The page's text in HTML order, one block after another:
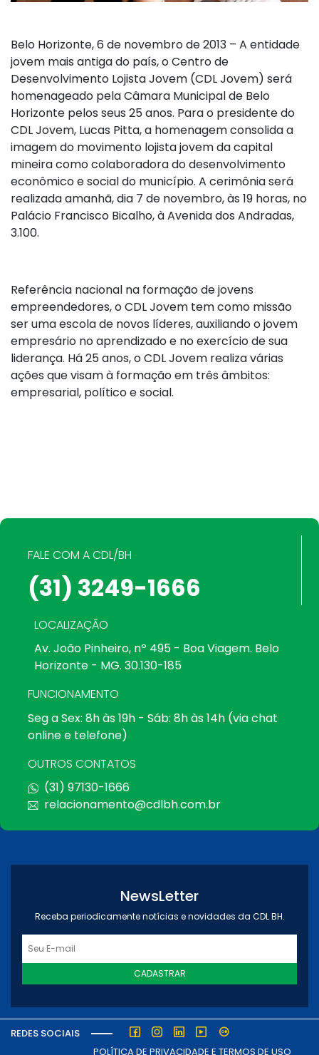
Belo Horizonte, 6 de novembro de 2013 – A entidade
jovem mais antiga do país, o Centro de
Desenvolvimento Lojista Jovem (CDL Jovem) será
homenageado pela Câmara Municipal de Belo
Horizonte pelos seus 25 anos. Para o presidente do
CDL Jovem, Lucas Pitta, a homenagem consolida a
imagem do movimento lojista jovem da capital
mineira como colaboradora do desenvolvimento
econômico e social do município. A cerimônia será
realizada amanhã, dia 7 de novembro, às 19 horas, no
Palácio Francisco Bicalho, à Avenida dos Andradas,
3.100.
Referência nacional na formação de jovens
empreendedores, o CDL Jovem tem como missão
ser uma escola de novos líderes, auxiliando o jovem
empresário no aprendizado e no exercício de sua
liderança. Há 25 anos, o CDL Jovem realiza várias
ações que visam à formação em três âmbitos:
empresarial, político e social.
FALE COM A CDL/BH
(31) 3249-1666
LOCALIZAÇÃO
Av. João Pinheiro, nº 495 - Boa Viagem. Belo
Horizonte - MG. 30.130-185
FUNCIONAMENTO
Seg a Sex: 8h às 19h - Sáb: 8h às 14h (via chat
online e telefone)
OUTROS CONTATOS
(31) 97130-1666
relacionamento@cdlbh.com.br
NewsLetter
Receba periodicamente notícias e novidades da CDL BH.
CADASTRAR
REDES SOCIAIS
POLÍTICA DE PRIVACIDADE E TERMOS DE USO